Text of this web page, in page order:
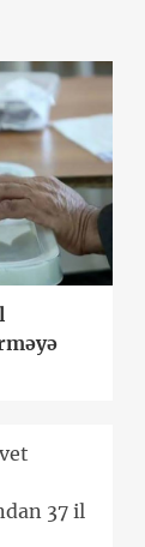
37 il